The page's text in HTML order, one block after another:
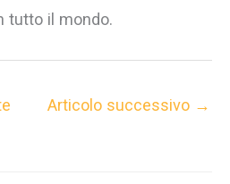
tutto il mondo.
Articolo successivo →